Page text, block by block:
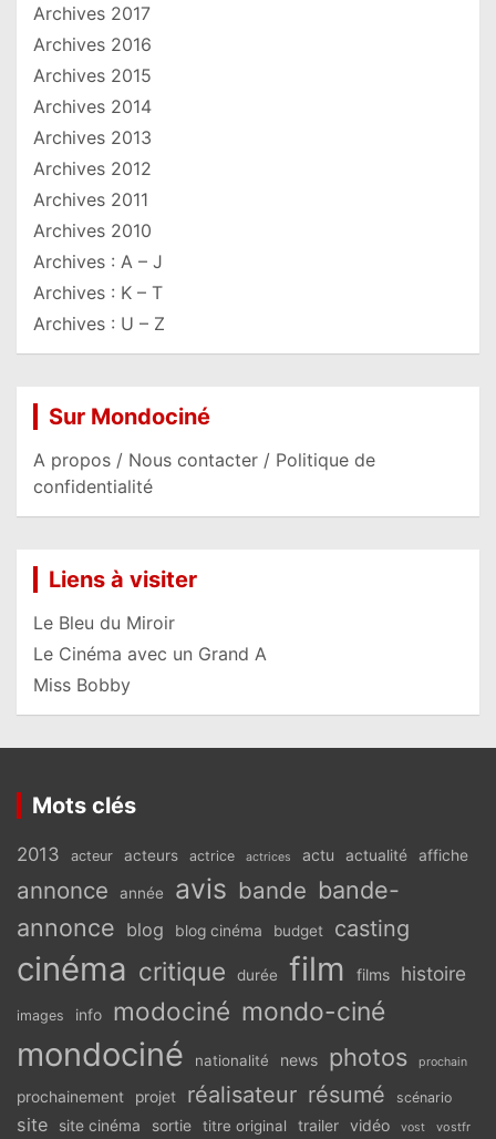
Archives 2017
Archives 2016
Archives 2015
Archives 2014
Archives 2013
Archives 2012
Archives 2011
Archives 2010
Archives : A – J
Archives : K – T
Archives : U – Z
Sur Mondociné
A propos / Nous contacter / Politique de
confidentialité
Liens à visiter
Le Bleu du Miroir
Le Cinéma avec un Grand A
Miss Bobby
Mots clés
2013 acteur acteurs actrice actrices actu actualité affiche
annonce année avis bande bande-
annonce blog blog cinéma budget casting
cinéma critique durée film films histoire
images info modociné mondo-ciné
mondociné nationalité news photos prochain
prochainement projet réalisateur résumé scénario
site site cinéma sortie titre original trailer vidéo vost vostfr